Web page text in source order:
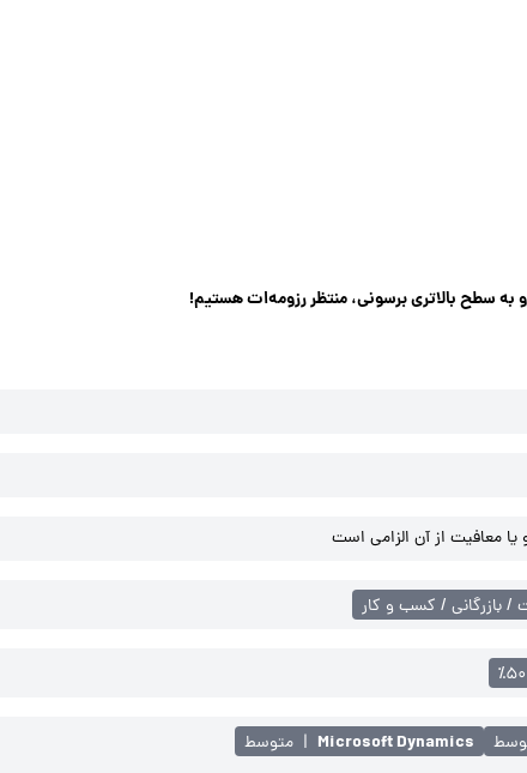
به سطح بالاتری برسونی، منتظر رزومه‌ات هستیم!
معافیت از آن الزامی است
/ بازرگانی / کسب و کار
Microsoft Dynamics
| متوسط